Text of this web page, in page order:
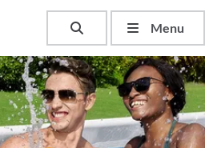
Toggle searchMenu